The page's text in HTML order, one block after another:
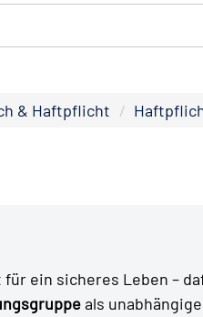
& Haftpflicht
für ein sicheres Leben –
als